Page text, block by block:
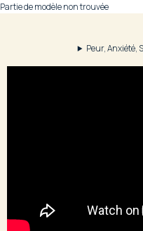
Partie de modèle non trouvée
Peur, Anxiété,